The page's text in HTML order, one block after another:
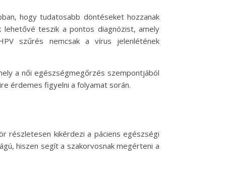
hogy tudatosabb döntéseket hozzanak
lehetővé teszik a pontos diagnózist, amely
szűrés nemcsak a vírus jelenlétének
a női egészségmegőrzés szempontjából
érdemes figyelni a folyamat során.
részletesen kikérdezi a páciens egészségi
hiszen segít a szakorvosnak megérteni a